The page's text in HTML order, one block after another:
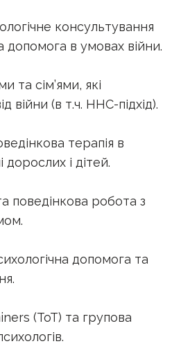
консультування
допомога в умовах війни.
та сім’ями, які
війни (в т.ч. ННС-підхід).
терапія в
дорослих і дітей.
поведінкова робота з
допомога та
(ToT) та групова